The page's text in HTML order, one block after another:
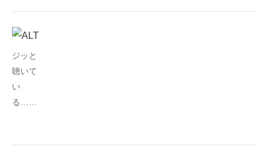
ジッと
聴いて
い
る……